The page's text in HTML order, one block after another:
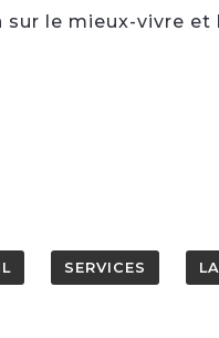
le mieux-vivre et
SERVICES